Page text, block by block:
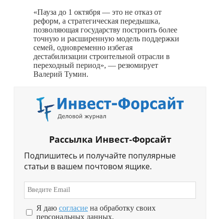
«Пауза до 1 октября — это не отказ от
реформ, а стратегическая передышка,
позволяющая государству построить более
точную и расширенную модель поддержки
семей, одновременно избегая
дестабилизации строительной отрасли в
переходный период», — резюмирует
Валерий Тумин.
Рассылка Инвест-Форсайт
Подпишитесь и получайте популярные
статьи в вашем почтовом ящике.
Я даю согласие на обработку своих
персональных данных.